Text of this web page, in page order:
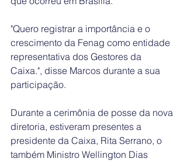
"Quero registrar a importância e o
crescimento da Fenag como entidade
representativa dos Gestores da
Caixa.", disse Marcos durante a sua
participação.
Durante a cerimônia de posse da nova
diretoria, estiveram presentes a
presidente da Caixa, Rita Serrano, o
também Ministro Wellington Dias